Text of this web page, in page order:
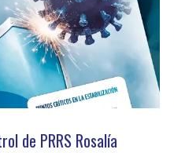
de PRRS Rosalía